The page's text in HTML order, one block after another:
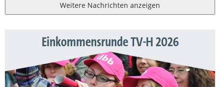
Weitere Nachrichten anzeigen
Einkommensrunde TV-H 2026